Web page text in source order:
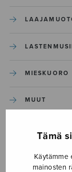
Tämä
Käytämme
mainosten
MIESKUORO
MUUT
SEKAKUORO